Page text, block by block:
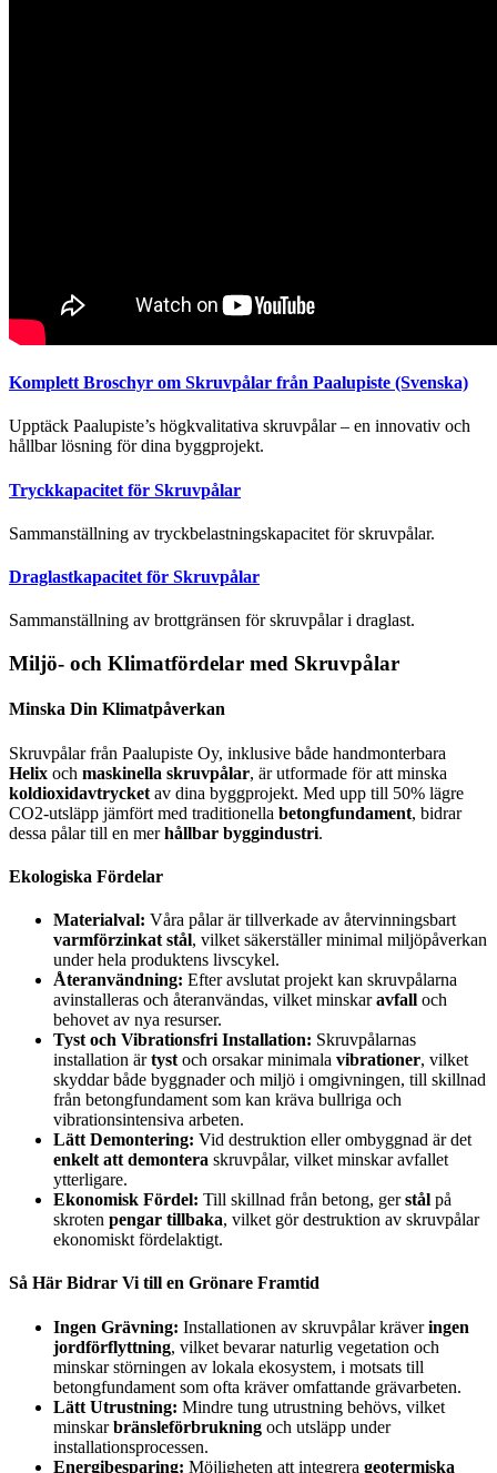
Komplett Broschyr om Skruvpålar från Paalupiste (Svenska)
Upptäck Paalupiste’s högkvalitativa skruvpålar – en innovativ och
hållbar lösning för dina byggprojekt.
Tryckkapacitet för Skruvpålar
Sammanställning av tryckbelastningskapacitet för skruvpålar.
Draglastkapacitet för Skruvpålar
Sammanställning av brottgränsen för skruvpålar i draglast.
Miljö- och Klimatfördelar med Skruvpålar
Minska Din Klimatpåverkan
Skruvpålar från Paalupiste Oy, inklusive både handmonterbara
Helix och maskinella skruvpålar, är utformade för att minska
koldioxidavtrycket av dina byggprojekt. Med upp till 50% lägre
CO2-utsläpp jämfört med traditionella betongfundament, bidrar
dessa pålar till en merhållbar byggindustri.
Ekologiska Fördelar
Materialval: Våra pålar är tillverkade av återvinningsbart
varmförzinkat stål, vilket säkerställer minimal miljöpåverkan
under hela produktens livscykel.
Återanvändning: Efter avslutat projekt kan skruvpålarna
avinstalleras och återanvändas, vilket minskaravfall och
behovet av nya resurser.
Tyst och Vibrationsfri Installation: Skruvpålarnas
installation ärtyst och orsakar minimala vibrationer, vilket
skyddar både byggnader och miljö i omgivningen, till skillnad
från betongfundament som kan kräva bullriga och
vibrationsintensiva arbeten.
Lätt Demontering: Vid destruktion eller ombyggnad är det
enkelt att demontera skruvpålar, vilket minskar avfallet
ytterligare.
Ekonomisk Fördel: Till skillnad från betong, gerstål på
skroten pengar tillbaka, vilket gör destruktion av skruvpålar
ekonomiskt fördelaktigt.
Så Här Bidrar Vi till en Grönare Framtid
Ingen Grävning: Installationen av skruvpålar kräveringen
jordförflyttning, vilket bevarar naturlig vegetation och
minskar störningen av lokala ekosystem, i motsats till
betongfundament som ofta kräver omfattande grävarbeten.
Lätt Utrustning: Mindre tung utrustning behövs, vilket
minskarbränsleförbrukning och utsläpp under
installationsprocessen.
Energibesparing: Möjligheten att integrera geotermiska